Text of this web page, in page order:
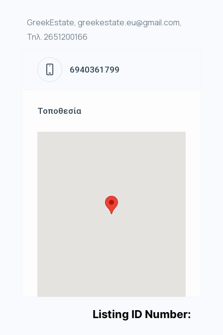
GreekEstate, greekestate.eu@gmail.com,
Τηλ. 2651200166
6940361799
Τοποθεσία
Listing ID Number: